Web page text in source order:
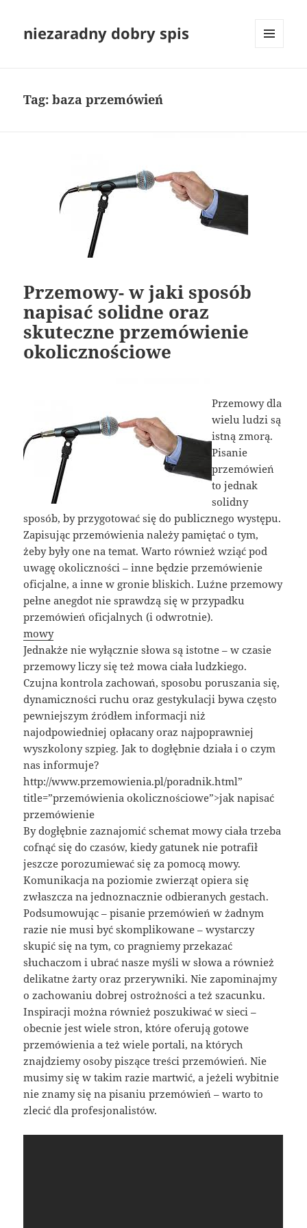
niezaradny dobry spis
Tag:baza przemówień
Przemowy- w jaki sposób
napisać solidne oraz
skuteczne przemówienie
okolicznościowe
Przemowy dla
wielu ludzi są
istną zmorą.
Pisanie
przemówień
to jednak
solidny
sposób, by przygotować się do publicznego występu.
Zapisując przemówienia należy pamiętać o tym,
żeby były one na temat. Warto również wziąć pod
uwagę okoliczności – inne będzie przemówienie
oficjalne, a inne w gronie bliskich. Luźne przemowy
pełne anegdot nie sprawdzą się w przypadku
przemówień oficjalnych (i odwrotnie).
mowy
Jednakże nie wyłącznie słowa są istotne – w czasie
przemowy liczy się też mowa ciała ludzkiego.
Czujna kontrola zachowań, sposobu poruszania się,
dynamiczności ruchu oraz gestykulacji bywa często
pewniejszym źródłem informacji niż
najodpowiedniej opłacany oraz najpoprawniej
wyszkolony szpieg. Jak to dogłębnie działa i o czym
nas informuje?
http://www.przemowienia.pl/poradnik.html”
title=”przemówienia okolicznościowe”>jak napisać
przemówienie
By dogłębnie zaznajomić schemat mowy ciała trzeba
cofnąć się do czasów, kiedy gatunek nie potrafił
jeszcze porozumiewać się za pomocą mowy.
Komunikacja na poziomie zwierząt opiera się
zwłaszcza na jednoznacznie odbieranych gestach.
Podsumowując – pisanie przemówień w żadnym
razie nie musi być skomplikowane – wystarczy
skupić się na tym, co pragniemy przekazać
słuchaczom i ubrać nasze myśli w słowa a również
delikatne żarty oraz przerywniki. Nie zapominajmy
o zachowaniu dobrej ostrożności a też szacunku.
Inspiracji można również poszukiwać w sieci –
obecnie jest wiele stron, które oferują gotowe
przemówienia a też wiele portali, na których
znajdziemy osoby piszące treści przemówień. Nie
musimy się w takim razie martwić, a jeżeli wybitnie
nie znamy się na pisaniu przemówień – warto to
zlecić dla profesjonalistów.